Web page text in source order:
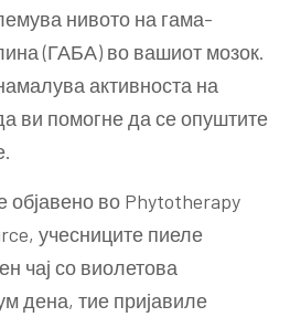
нивото на гама-
(ГАБА) во вашиот мозок.
активноста на
ви помогне да се опуштите
во Phytotherapy
учесниците пиеле
чај со виолетова
дена, тие пријавиле